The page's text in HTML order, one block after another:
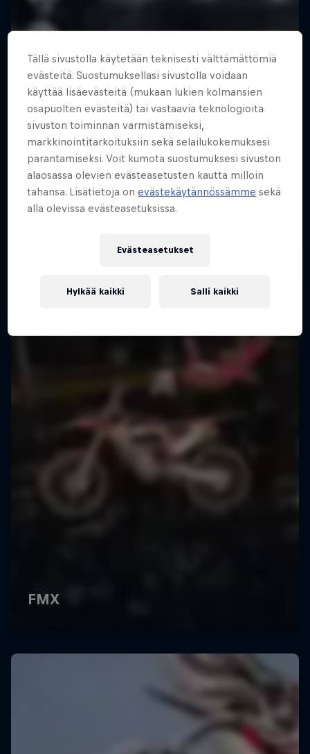
Tällä sivustolla käytetään teknisesti välttämättömiä
evästeitä. Suostumuksellasi sivustolla voidaan
käyttää lisäevästeitä (mukaan lukien kolmansien
osapuolten evästeitä) tai vastaavia teknologioita
sivuston toiminnan varmistamiseksi,
markkinointitarkoituksiin sekä selailukokemuksesi
parantamiseksi. Voit kumota suostumuksesi sivuston
alaosassa olevien evästeasetusten kautta milloin
tahansa. Lisätietoja onevästekäytännössämme sekä
alla olevissa evästeasetuksissa.
Evästeasetukset
Hylkää kaikki Salli kaikki